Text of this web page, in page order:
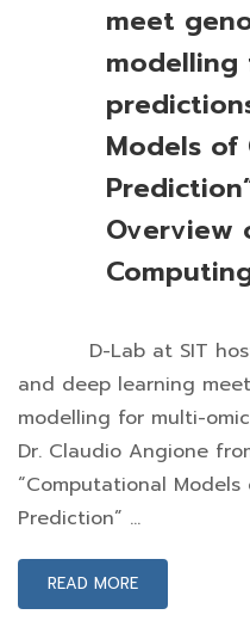
meet
Models of
Overview
D-Lab at SIT
and deep learning
modelling for multi-
Dr. Claudio Angione
“Computational
Prediction” …
READ MORE